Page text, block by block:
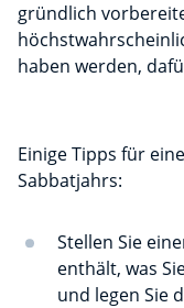
gründlich
haben werden,
Einige Tipps für
Sabbatjahrs:
Stellen Sie
enthält, was
und legen Sie